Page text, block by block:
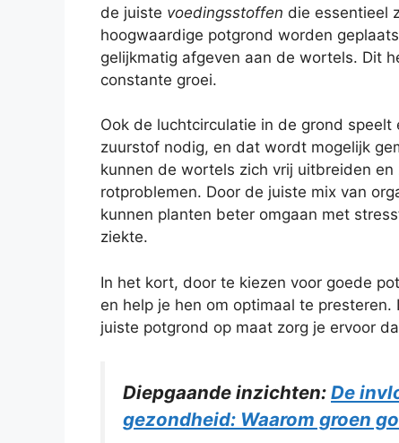
de juiste voedingsstoffen die essentieel
hoogwaardige potgrond worden
gelijkmatig afgeven aan de wortels. Dit
constante groei.
Ook de luchtcirculatie in de grond
zuurstof nodig, en dat wordt mogelijk
kunnen de wortels zich vrij uitbreiden
rotproblemen. Door de juiste mix van
kunnen planten beter omgaan met
ziekte.
In het kort, door te kiezen voor goede
en help je hen om optimaal te
juiste potgrond op maat zorg je ervoor
Diepgaande inzichten: De
gezondheid: Waarom groen